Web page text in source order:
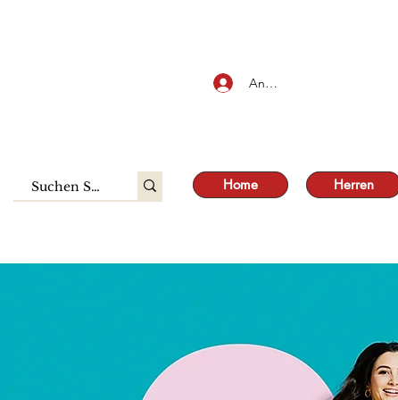
Anmelden
Home Herren